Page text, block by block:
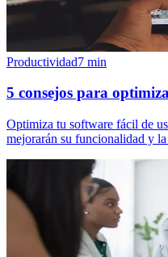
Productividad7 min
5 consejos para
Optimiza tu software fácil de
mejorarán su funcionalidad y